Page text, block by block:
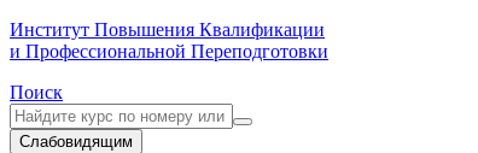
Институт Повышения Квалификации
и Профессиональной Переподготовки
Поиск
Слабовидящим